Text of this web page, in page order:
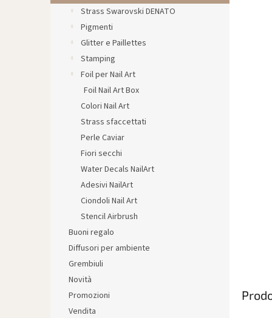
Strass Swarovski DENATO
Pigmenti
Glitter e Paillettes
Stamping
Foil per Nail Art
Foil Nail Art Box
Colori Nail Art
Strass sfaccettati
Perle Caviar
Fiori secchi
Water Decals NailArt
Adesivi NailArt
Ciondoli Nail Art
Stencil Airbrush
Buoni regalo
Diffusori per ambiente
Grembiuli
Novità
Promozioni
Vendita